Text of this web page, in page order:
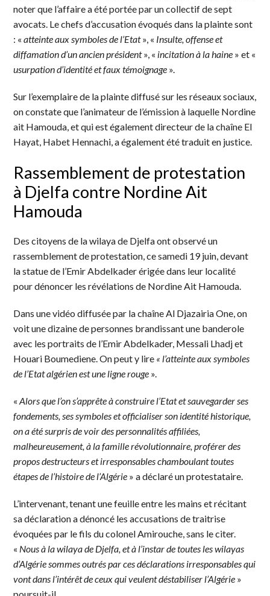
noter que l’affaire a été portée par un collectif de sept
avocats. Le chefs d’accusation évoqués dans la plainte sont
: «atteinte aux symboles de l’Etat», « Insulte, offense et
diffamation d’un ancien président», « incitation à la haine » et «
usurpation d’identité et faux témoignage ».
Sur l’exemplaire de la plainte diffusé sur les réseaux sociaux,
on constate que l’animateur de l’émission à laquelle Nordine
ait Hamouda, et qui est également directeur de la chaîne El
Hayat, Habet Hennachi, a également été traduit en justice.
Rassemblement de protestation
à Djelfa contre Nordine Ait
Hamouda
Des citoyens de la wilaya de Djelfa ont observé un
rassemblement de protestation, ce samedi 19 juin, devant
la statue de l’Emir Abdelkader érigée dans leur localité
pour dénoncer les révélations de Nordine Ait Hamouda.
Dans une vidéo diffusée par la chaîne Al Djazairia One, on
voit une dizaine de personnes brandissant une banderole
avec les portraits de l’Emir Abdelkader, Messali Lhadj et
Houari Boumediene. On peut y lire « l’atteinte aux symboles
de l’Etat algérien est une ligne rouge ».
«Alors que l’on s’apprête à construire l’Etat et sauvegarder ses
fondements, ses symboles et officialiser son identité historique,
on a été surpris de voir des personnalités affiliées,
malheureusement, à la famille révolutionnaire, proférer des
propos destructeurs et irresponsables chamboulant toutes
étapes de l’histoire de l’Algérie » a déclaré un protestataire.
L’intervenant, tenant une feuille entre les mains et récitant
sa déclaration a dénoncé les accusations de traitrise
évoquées par le fils du colonel Amirouche, sans le citer.
« Nous à la wilaya de Djelfa, et à l’instar de toutes les wilayas
d’Algérie sommes outrés par ces déclarations irresponsables qui
vont dans l’intérêt de ceux qui veulent déstabiliser l’Algérie »